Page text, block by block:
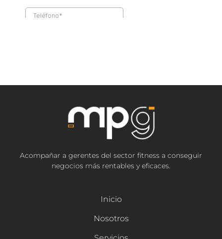
Acompañar a gerentes del sector fitness a conseguir
negocios más rentables y eficaces.
Inicio
Nosotros